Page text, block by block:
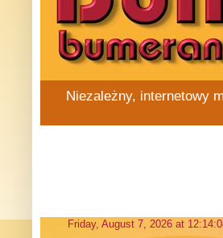
Niezależny, internetowy